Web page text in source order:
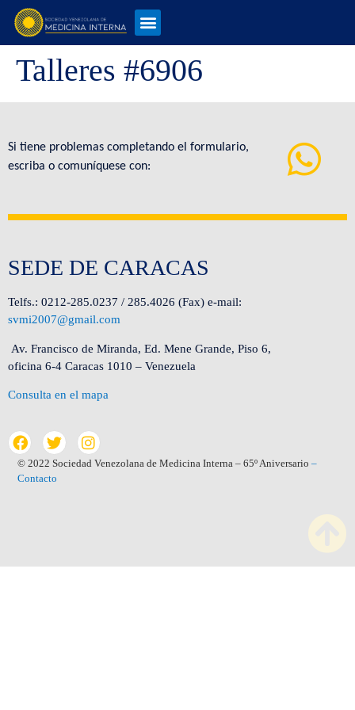
Talleres #6906
Si tiene problemas completando el formulario,
escriba o comuníquese con:
SEDE DE CARACAS
Telfs.: 0212-285.0237 / 285.4026 (Fax) e-mail:
svmi2007@gmail.com
Av. Francisco de Miranda, Ed. Mene Grande, Piso 6,
oficina 6-4 Caracas 1010 – Venezuela
Consulta en el mapa
© 2022 Sociedad Venezolana de Medicina Interna – 65º Aniversario –
Contacto